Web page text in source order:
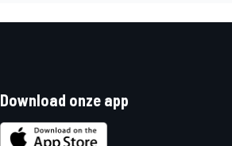
Download onze app